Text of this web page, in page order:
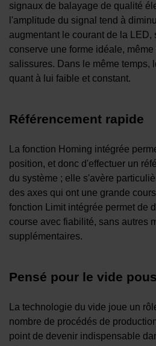
signaux de balayage de qualité
l'amplitude du signal tend à
augmentant le courant de la LED,
conserve une forme idéale,
salissures. Dans le même temps,
quant à lui faible et constant.
Référencement rapide
La fonction Homing intégrée
position, et donc d'effectuer un
du système ; elle s'avère
des axes qui ont une grande
fonction Limit intégrée permet de
course avec fiabilité, sans autres
supplémentaires.
Pensé pour le vide
La technologie du vide joue un
nombre de procédés de
point de devenir indispensable